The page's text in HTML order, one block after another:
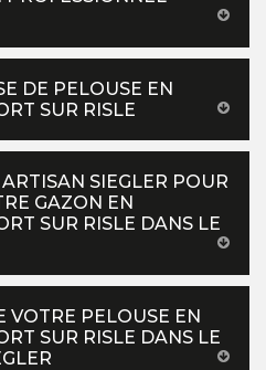
DE PELOUSE EN
SUR RISLE
SIEGLER POUR
GAZON EN
SUR RISLE DANS LE
VOTRE PELOUSE EN
SUR RISLE DANS LE